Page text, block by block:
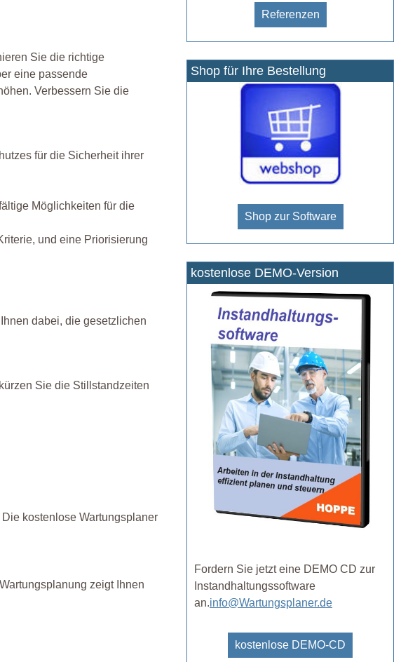
Sie die richtige
eine passende
Verbessern Sie die
für die Sicherheit ihrer
Möglichkeiten für die
und eine Priorisierung
dabei, die gesetzlichen
Sie die Stillstandzeiten
kostenlose Wartungsplaner
zeigt Ihnen
Referenzen
Shop für Ihre Bestellung
Shop zur Software
kostenlose DEMO-Version
Fordern Sie jetzt eine DEMO CD zur
Instandhaltungssoftware
an.info@Wartungsplaner.de
kostenlose DEMO-CD